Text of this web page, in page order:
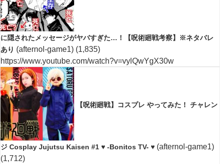
に隠されたメッセージがヤバすぎた…！【呪術廻戦考察】※ネタバレ
あり (afternol-game1) (1,835)
https://www.youtube.com/watch?v=vylQwYgX30w
【呪術廻戦】コスプレ やってみた！ チャレン
ジ Cosplay Jujutsu Kaisen #1 ♥ -Bonitos TV- ♥ (afternol-game1)
(1,712)